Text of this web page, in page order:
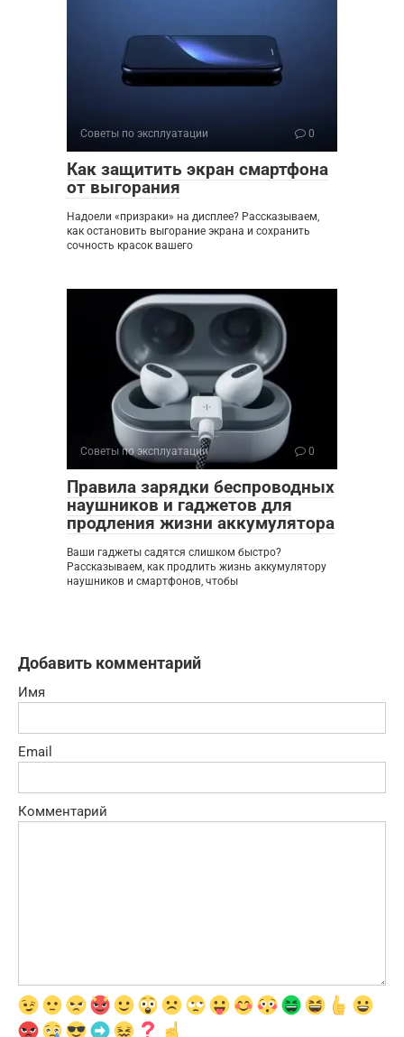
Советы по эксплуатации 0
Как защитить экран смартфона
от выгорания
Надоели «призраки» на дисплее? Рассказываем,
как остановить выгорание экрана и сохранить
сочность красок вашего
Советы по эксплуатации 0
Правила зарядки беспроводных
наушников и гаджетов для
продления жизни аккумулятора
Ваши гаджеты садятся слишком быстро?
Рассказываем, как продлить жизнь аккумулятору
наушников и смартфонов, чтобы
Добавить комментарий
Имя
Email
Комментарий